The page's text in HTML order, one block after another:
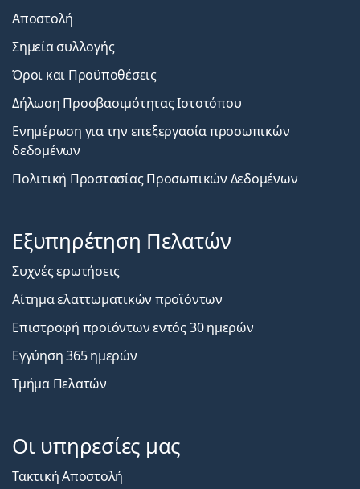
Αποστολή
Σημεία συλλογής
Όροι και Προϋποθέσεις
Δήλωση Προσβασιμότητας Ιστοτόπου
Ενημέρωση για την επεξεργασία προσωπικών
δεδομένων
Πολιτική Προστασίας Προσωπικών Δεδομένων
Εξυπηρέτηση Πελατών
Συχνές ερωτήσεις
Αίτημα ελαττωματικών προϊόντων
Επιστροφή προϊόντων εντός 30 ημερών
Εγγύηση 365 ημερών
Τμήμα Πελατών
Οι υπηρεσίες μας
Τακτική Αποστολή